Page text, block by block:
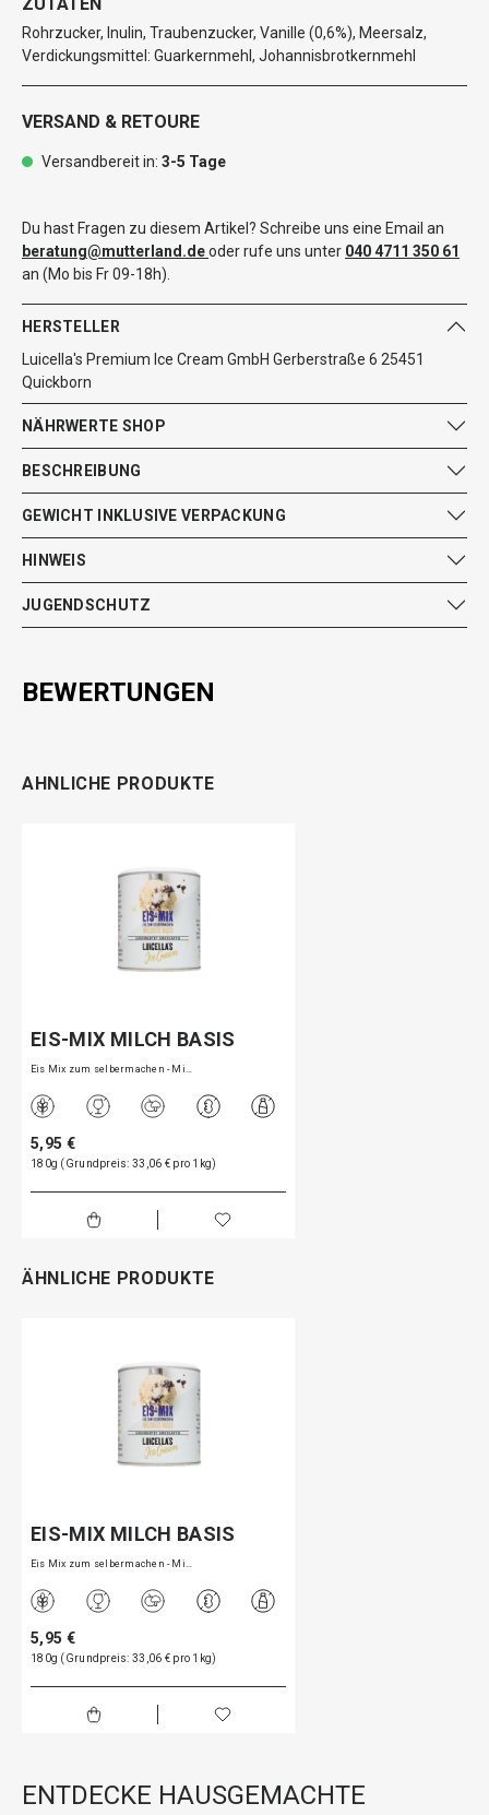
Rohrzucker, Inulin, Traubenzucker, Vanille (0,6%), Meersalz,
Verdickungsmittel: Guarkernmehl, Johannisbrotkernmehl
VERSAND & RETOURE
Versandbereit in: 3-5 Tage
Du hast Fragen zu diesem Artikel? Schreibe uns eine Email an
beratung@mutterland.deoder rufe uns unter 040 4711 350 61
an (Mo bis Fr 09-18h).
HERSTELLER
Luicella's Premium Ice Cream GmbH Gerberstraße 6 25451
Quickborn
NÄHRWERTE SHOP
BESCHREIBUNG
GEWICHT INKLUSIVE VERPACKUNG
HINWEIS
JUGENDSCHUTZ
BEWERTUNGEN
AHNLICHE PRODUKTE
EIS-MIX MILCH BASIS
Eis Mix zum selbermachen - Mi…
5,95 €
180g (Grundpreis: 33,06 € pro 1kg)
ÄHNLICHE PRODUKTE
EIS-MIX MILCH BASIS
Eis Mix zum selbermachen - Mi…
5,95 €
180g (Grundpreis: 33,06 € pro 1kg)
ENTDECKE HAUSGEMACHTE